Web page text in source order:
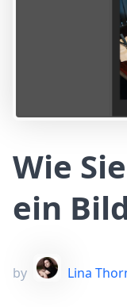
Wie
ein
by Lina